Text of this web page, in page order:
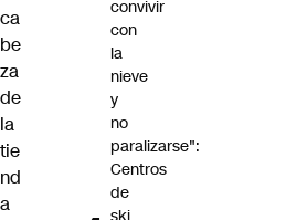
ca
be
za
de
la
tie
nd
a
convivir
con
la
nieve
y
no
paralizarse":
Centros
de
ski